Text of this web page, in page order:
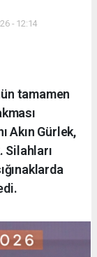
- 12:14
tamamen
Akın Gürlek,
Silahları